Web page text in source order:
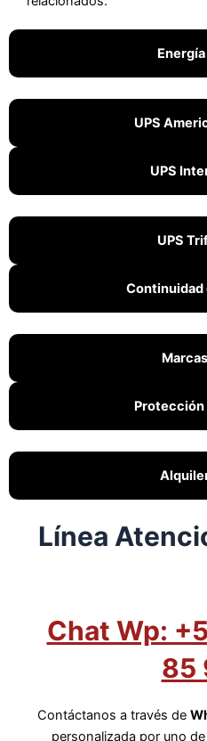
UPS
UPS
UPS
Continuidad
Línea
Chat Wp:
85
Contáctanos a través de
personalizada por uno